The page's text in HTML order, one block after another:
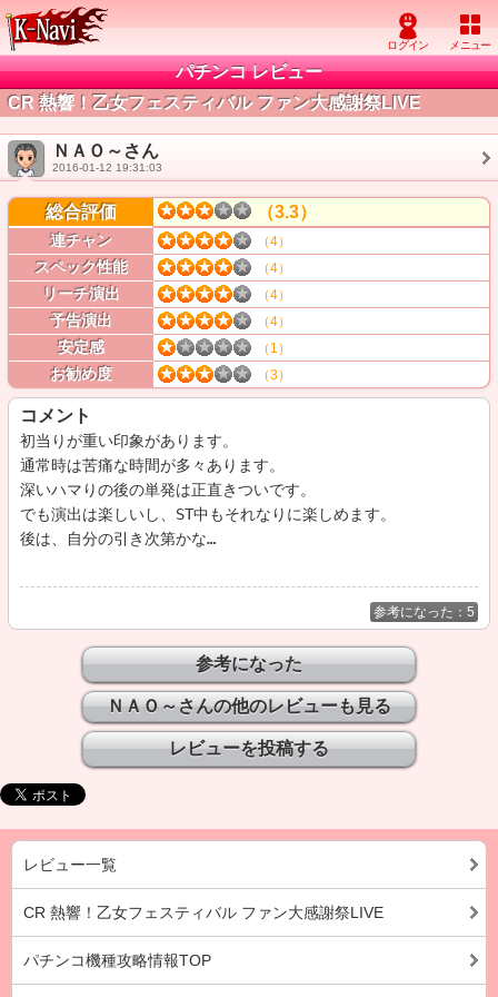
パチンコ レビュー
CR 熱響！乙女フェスティバル ファン大感謝祭LIVE
ＮＡＯ～さん
2016-01-12 19:31:03
総合評価 （3.3）
連チャン （4）
スペック性能 （4）
リーチ演出 （4）
予告演出 （4）
安定感 （1）
お勧め度 （3）
コメント
初当りが重い印象があります。
通常時は苦痛な時間が多々あります。
深いハマりの後の単発は正直きついです。
でも演出は楽しいし、ST中もそれなりに楽しめます。
参考になった：5
ＮＡＯ～さんの他のレビューも見る
レビュー一覧
CR 熱響！乙女フェスティバル ファン大感謝祭LIVE
パチンコ機種攻略情報TOP